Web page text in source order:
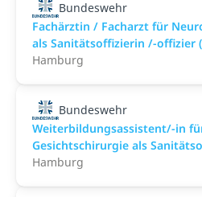
Bundeswehr
Fachärztin / Facharzt für
als Sanitätsoffizierin /-offizier
Hamburg
Bundeswehr
Weiterbildungsassistent/-in
Gesichtschirurgie als
Hamburg